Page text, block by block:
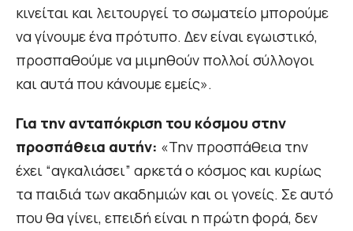
κινείται και λειτουργεί το σωματείο μπορούμε
να γίνουμε ένα πρότυπο. Δεν είναι εγωιστικό,
προσπαθούμε να μιμηθούν πολλοί σύλλογοι
και αυτά που κάνουμε εμείς».
Για την ανταπόκριση του κόσμου στην
προσπάθεια αυτήν: «Την προσπάθεια την
έχει “αγκαλιάσει” αρκετά ο κόσμος και κυρίως
τα παιδιά των ακαδημιών και οι γονείς. Σε αυτό
που θα γίνει, επειδή είναι η πρώτη φορά, δεν